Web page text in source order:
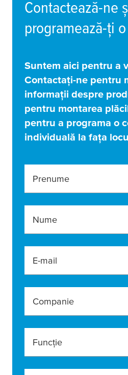
Contactează-ne
programează-ți
Suntem aici pentru a
Contactați-ne pentru
informații despre
pentru montarea
pentru a programa o
individuală la fața
Prenume
Nume
E-mail
Companie
Funcție